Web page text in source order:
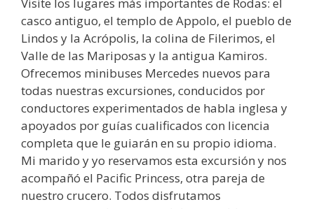
casco antiguo, el templo de Appolo, el pueblo de
Lindos y la Acrópolis, la colina de Filerimos, el
Valle de las Mariposas y la antigua Kamiros.
Ofrecemos minibuses Mercedes nuevos para
todas nuestras excursiones, conducidos por
conductores experimentados de habla inglesa y
apoyados por guías cualificados con licencia
completa que le guiarán en su propio idioma.
Mi marido y yo reservamos esta excursión y nos
acompañó el Pacific Princess, otra pareja de
nuestro crucero. Todos disfrutamos